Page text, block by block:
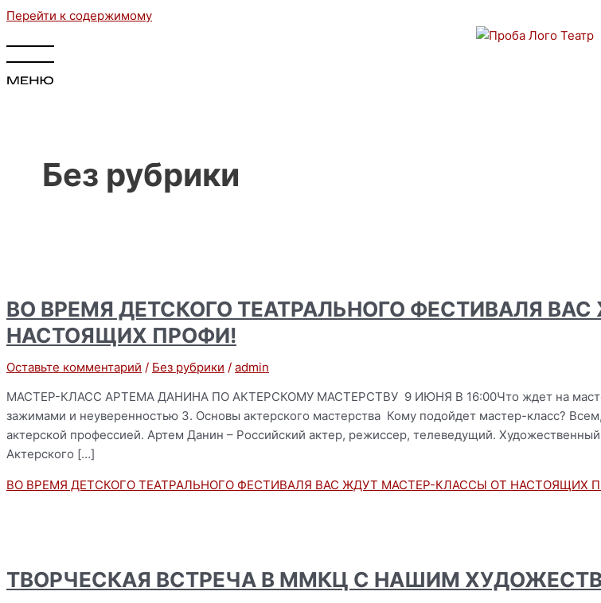
Перейти к содержимому
Без рубрики
ВО ВРЕМЯ ДЕТСКОГО ТЕАТРАЛЬНОГО ФЕСТИВАЛЯ
НАСТОЯЩИХ ПРОФИ!
Оставьте комментарий / Без рубрики / admin
МАСТЕР-КЛАСС АРТЕМА ДАНИНА ПО АКТЕРСКОМУ МАСТЕРСТВУ 9 ИЮНЯ В 16:00Что ждет на мастер-
зажимами и неуверенностью 3. Основы актерского мастерства Кому подойдет мастер-класс?
актерской профессией. Артем Данин – Российский актер, режиссер, телеведущий.
Актерского […]
ВО ВРЕМЯ ДЕТСКОГО ТЕАТРАЛЬНОГО ФЕСТИВАЛЯ ВАС ЖДУТ МАСТЕР-КЛАССЫ ОТ НАСТОЯЩИХ
ТВОРЧЕСКАЯ ВСТРЕЧА В ММКЦ С НАШИМ